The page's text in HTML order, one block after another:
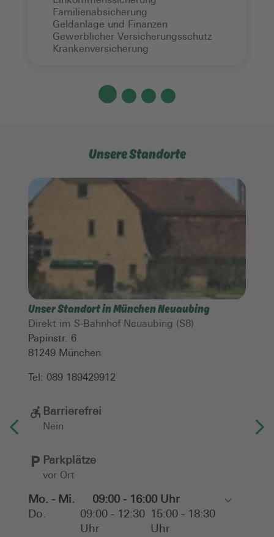
Familienabsicherung
Geldanlage und Finanzen
Gewerblicher Versicherungsschutz
Krankenversicherung
Unsere Standorte
Unser Standort in München Neuaubing
Direkt im S-Bahnhof Neuaubing (S8)
Papinstr. 6
81249 München
Tel: 089 189429912
Barrierefrei
Nein
Parkplätze
vor Ort
Mo. - Mi.
09:00 - 16:00 Uhr
Do.
09:00 - 12:30
Uhr
15:00 - 18:30
Uhr
Toggle